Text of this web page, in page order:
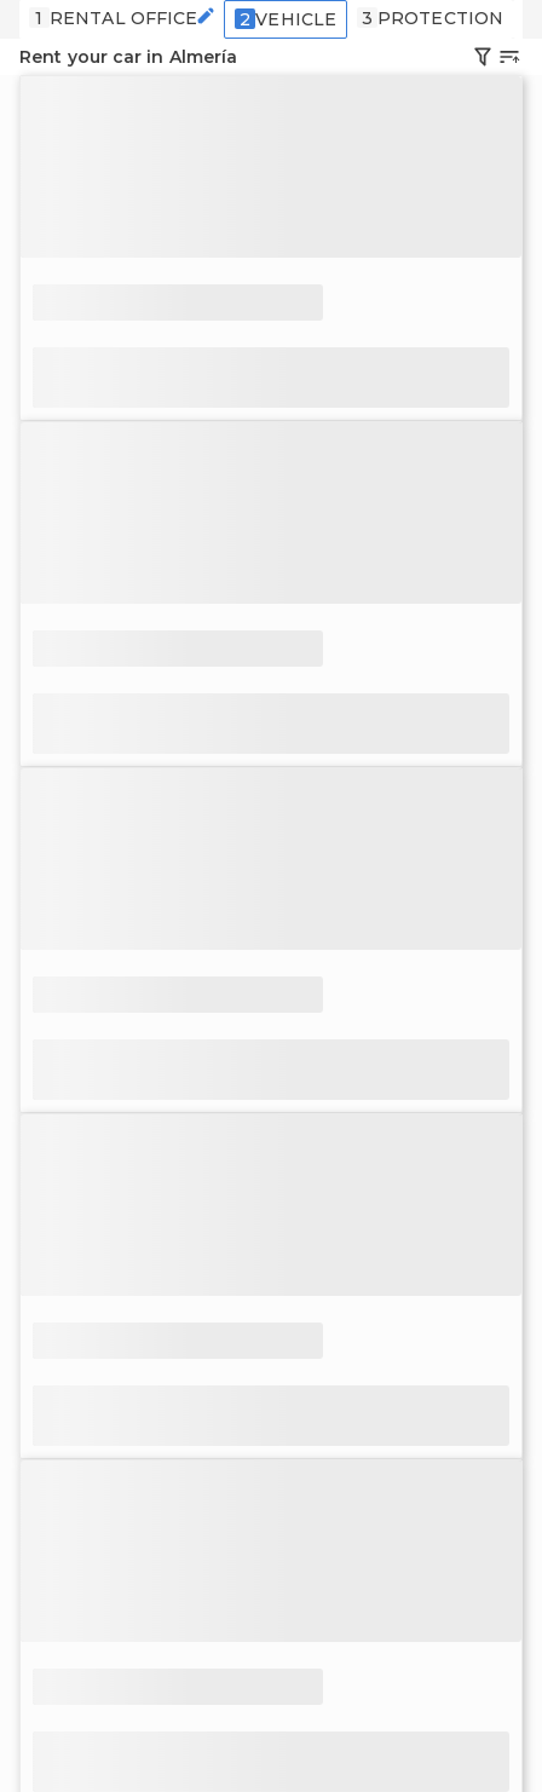
1 RENTAL OFFICE 2 VEHICLE 3 PROTECTION
Rent your car in Almería